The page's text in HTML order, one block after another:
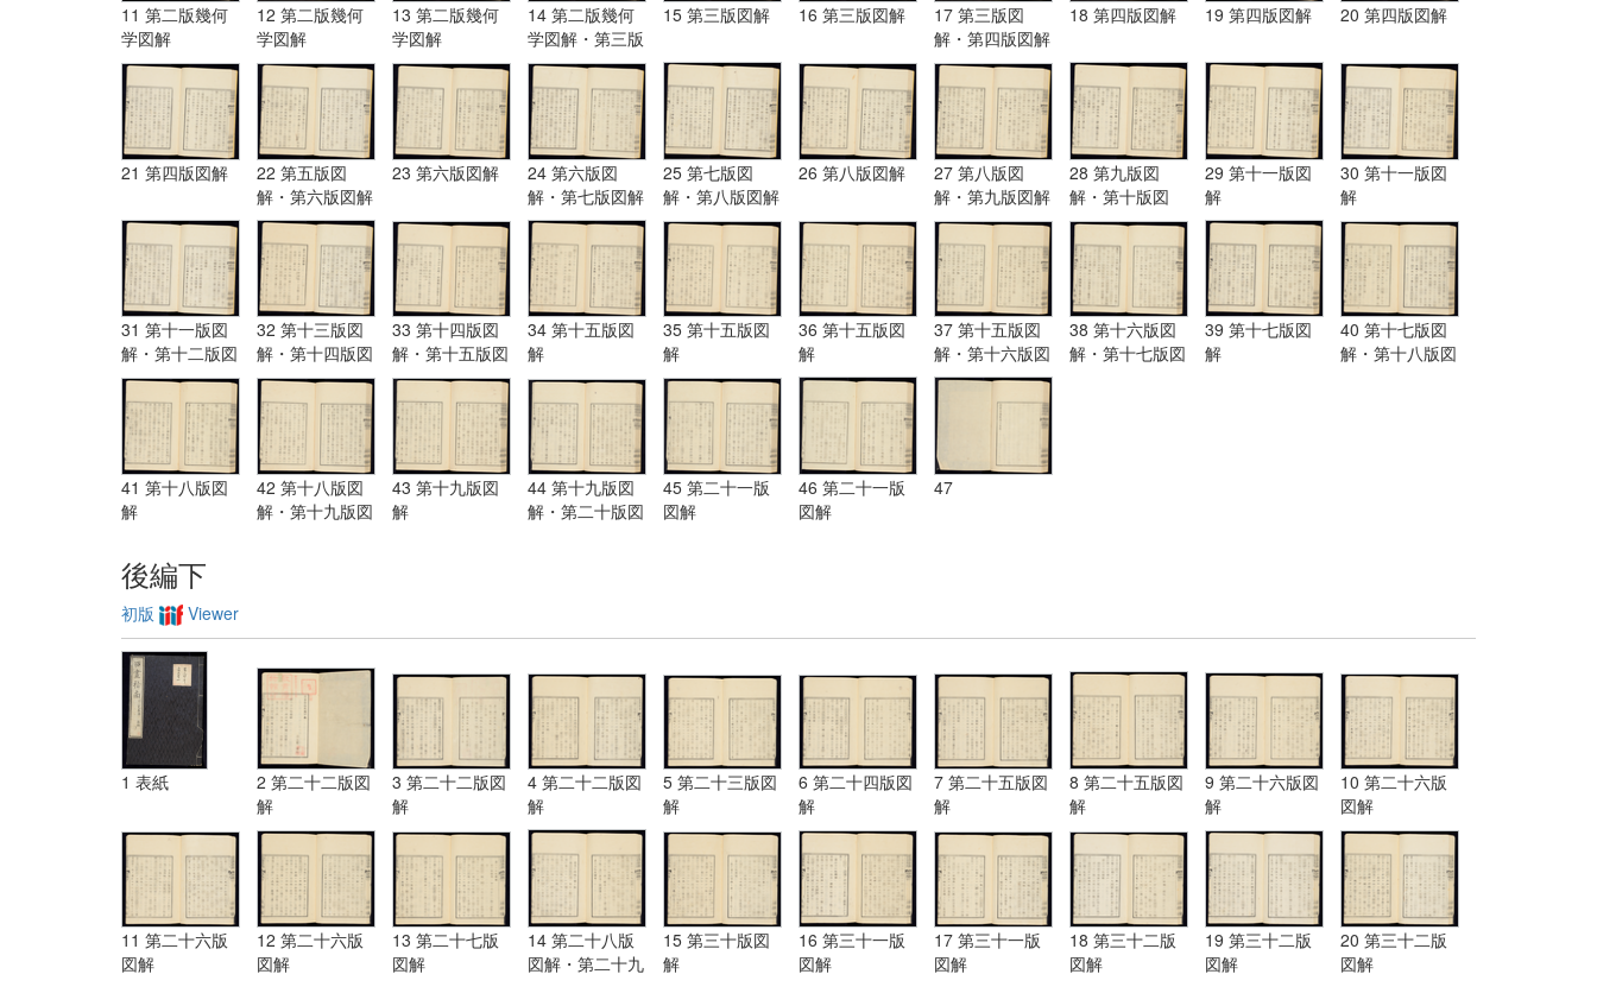
11 第二版幾何
学図解
12 第二版幾何
学図解
13 第二版幾何
学図解
14 第二版幾何
学図解・第三版
図解
15 第三版図解 16 第三版図解
17 第三版図
解・第四版図解
18 第四版図解 19 第四版図解 20 第四版図解
21 第四版図解
22 第五版図
解・第六版図解
23 第六版図解
24 第六版図
解・第七版図解
25 第七版図
解・第八版図解
26 第八版図解
27 第八版図
解・第九版図解
28 第九版図
解・第十版図
解・第十一版図
解
29 第十一版図
解
30 第十一版図
解
31 第十一版図
解・第十二版図
解・第十三版図
解
32 第十三版図
解・第十四版図
解
33 第十四版図
解・第十五版図
解
34 第十五版図
解
35 第十五版図
解
36 第十五版図
解
37 第十五版図
解・第十六版図
解
38 第十六版図
解・第十七版図
39 第十七版図
解
40 第十七版図
解・第十八版図
41 第十八版図
解
42 第十八版図
解・第十九版図
43 第十九版図
解
44 第十九版図
解・第二十版図
45 第二十一版
図解
46 第二十一版
図解
47
後編下
初版 Viewer
1 表紙
2 第二十二版図
解
3 第二十二版図
解
4 第二十二版図
解
5 第二十三版図
解
6 第二十四版図
解
7 第二十五版図
解
8 第二十五版図
解
9 第二十六版図
解
10 第二十六版
図解
11 第二十六版
図解
12 第二十六版
図解
13 第二十七版
図解
14 第二十八版
図解・第二十九
15 第三十版図
解
16 第三十一版
図解
17 第三十一版
図解
18 第三十二版
図解
19 第三十二版
図解
20 第三十二版
図解